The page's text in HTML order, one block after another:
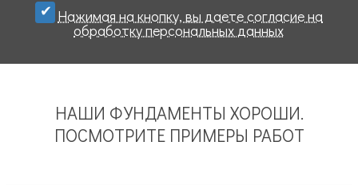
Нажимая на кнопку, вы даете cогласие на
обработку персональных данных
НАШИ ФУНДАМЕНТЫ ХОРОШИ.
ПОСМОТРИТЕ ПРИМЕРЫ РАБОТ